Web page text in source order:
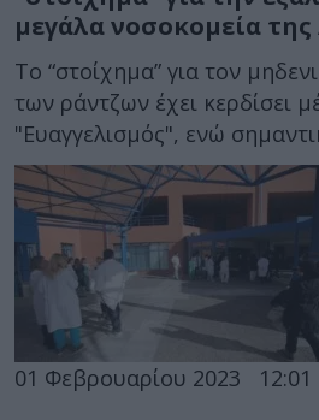
μεγάλα νοσοκομεία της
Το “στοίχημα” για τον
των ράντζων έχει κερδίσει
"Ευαγγελισμός", ενώ
01 Φεβρουαρίου 2023 12:01